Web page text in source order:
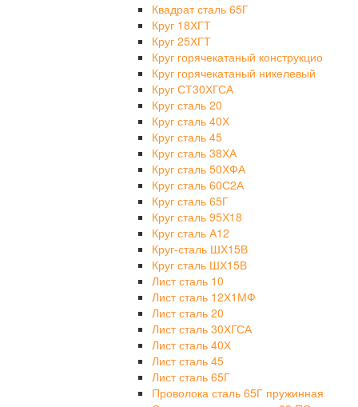
Квадрат сталь 65Г
Круг 18ХГТ
Круг 25ХГТ
Круг горячекатаный конструкцио
Круг горячекатаный никелевый
Круг СТ30ХГСА
Круг сталь 20
Круг сталь 40Х
Круг сталь 45
Круг сталь 38ХА
Круг сталь 50ХФА
Круг сталь 60С2А
Круг сталь 65Г
Круг сталь 95Х18
Круг сталь А12
Круг-сталь ШХ15В
Круг сталь ШХ15В
Лист сталь 10
Лист сталь 12Х1МФ
Лист сталь 20
Лист сталь 30ХГСА
Лист сталь 40Х
Лист сталь 45
Лист сталь 65Г
Проволока сталь 65Г пружинная